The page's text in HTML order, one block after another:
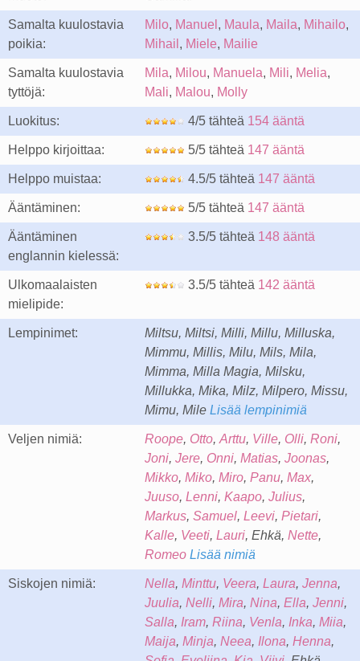
Samalta kuulostavia
poikia:
Milo, Manuel , Maula, Maila, Mihailo,
Mihail , Miele, Mailie
Samalta kuulostavia
tyttöjä:
Mila, Milou, Manuela, Mili, Melia,
Mali, Malou, Molly
Luokitus: 4/5 tähteä 154 ääntä
Helppo kirjoittaa: 5/5 tähteä 147 ääntä
Helppo muistaa: 4.5/5 tähteä 147 ääntä
Ääntäminen: 5/5 tähteä 147 ääntä
Ääntäminen
englannin kielessä:
3.5/5 tähteä 148 ääntä
Ulkomaalaisten
mielipide:
3.5/5 tähteä 142 ääntä
Lempinimet:
Miltsu, Miltsi, Milli, Millu, Milluska,
Mimmu, Millis, Milu, Mils, Mila,
Mimma, Milla Magia, Milsku,
Millukka, Mika, Milz, Milpero, Missu,
Mimu, Mile Lisää lempinimiä
Veljen nimiä: Roope, Otto, Arttu, Ville, Olli, Roni,
Joni, Jere, Onni, Matias, Joonas,
Mikko, Miko, Miro, Panu, Max,
Juuso, Lenni, Kaapo, Julius,
Markus, Samuel, Leevi, Pietari,
Kalle, Veeti, Lauri, Ehkä, Nette,
Romeo Lisää nimiä
Siskojen nimiä: Nella, Minttu, Veera, Laura, Jenna,
Juulia, Nelli, Mira, Nina, Ella, Jenni,
Salla, Iram, Riina, Venla, Inka, Miia,
Maija, Minja, Neea, Ilona, Henna,